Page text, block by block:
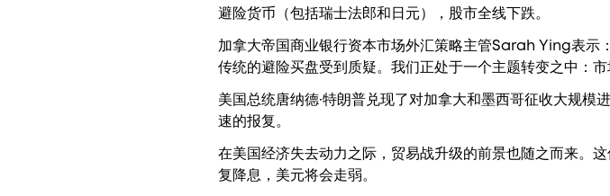
避险货币（包括瑞士法郎和日元），股市全线下跌。
加拿大帝国商业银行资本市场外汇策略主管Sarah Ying表示
传统的避险买盘受到质疑。我们正处于一个主题转变之中：
美国总统唐纳德·特朗普兑现了对加拿大和墨西哥征收大规
速的报复。
在美国经济失去动力之际，贸易战升级的前景也随之而来。
复降息，美元将会走弱。